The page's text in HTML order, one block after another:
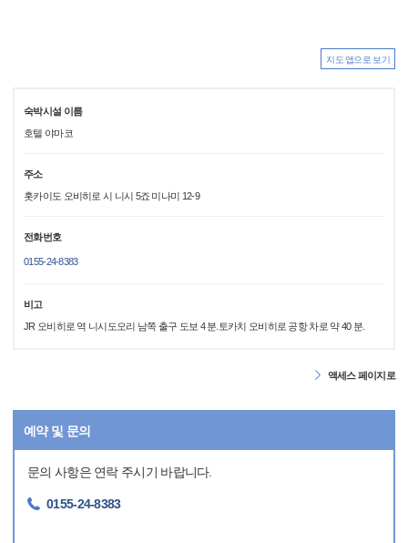
지도 앱으로 보기
숙박시설 이름
호텔 야마코
주소
홋카이도 오비히로 시 니시 5죠 미나미 12-9
전화번호
0155-24-8383
비고
JR 오비히로 역 니시도오리 남쪽 출구 도보 4 분.토카치 오비히로 공항 차로 약 40 분.
액세스 페이지로
예약 및 문의
문의 사항은 연락 주시기 바랍니다.
0155-24-8383